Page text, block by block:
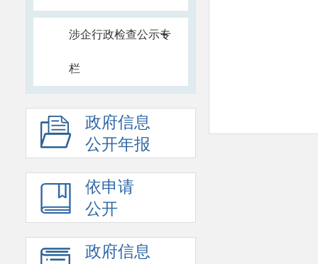
涉企行政检查公示专
栏
+
政府信息
公开年报
依申请
公开
政府信息